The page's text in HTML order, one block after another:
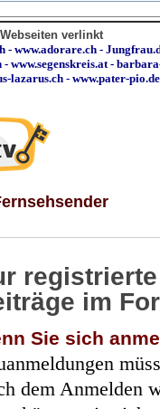
verlinkt
- www.adorare.ch -
- www.segenskreis.at -
lazarus.ch - www.pater-pio.de
im
Sie sich
dem Anmelden